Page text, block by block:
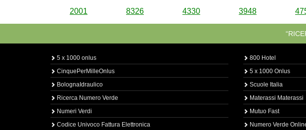
2001 8326 4330 3948
5 x 1000 onlus
CinquePerMilleOnlus
BolognaIdraulico
Ricerca Numero Verde
Numeri Verdi
Codice Univoco Fattura Elettronica
800 Hotel
5 x 1000 Onlus
Scuole Italia
Materassi Materassi
Mutuo Fast
Numero Verde